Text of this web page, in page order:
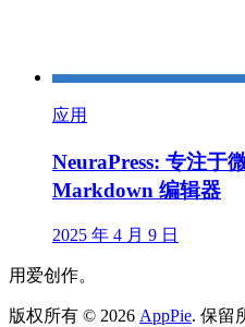
应用
NeuraPress: 专注于
Markdown 编辑器
2025 年 4 月 9 日
用爱创作。
版权所有 © 2026 AppPie. 保留